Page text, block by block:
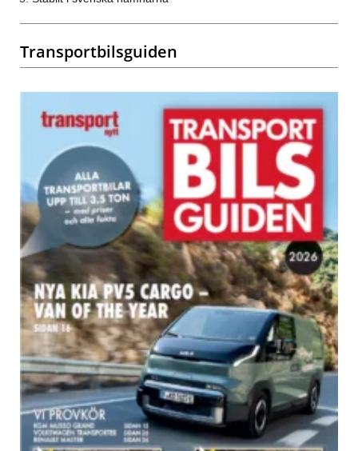
Transportbilsguiden